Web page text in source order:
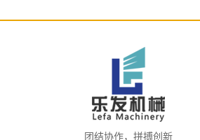
团结协作，拼搏创新